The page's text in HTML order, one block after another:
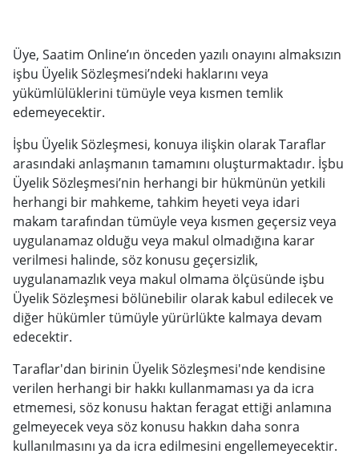
Üye, Saatim Online’ın önceden yazılı onayını almaksızın
işbu Üyelik Sözleşmesi’ndeki haklarını veya
yükümlülüklerini tümüyle veya kısmen temlik
edemeyecektir.
İşbu Üyelik Sözleşmesi, konuya ilişkin olarak Taraflar
arasındaki anlaşmanın tamamını oluşturmaktadır. İşbu
Üyelik Sözleşmesi’nin herhangi bir hükmünün yetkili
herhangi bir mahkeme, tahkim heyeti veya idari
makam tarafından tümüyle veya kısmen geçersiz veya
uygulanamaz olduğu veya makul olmadığına karar
verilmesi halinde, söz konusu geçersizlik,
uygulanamazlık veya makul olmama ölçüsünde işbu
Üyelik Sözleşmesi bölünebilir olarak kabul edilecek ve
diğer hükümler tümüyle yürürlükte kalmaya devam
edecektir.
Taraflar'dan birinin Üyelik Sözleşmesi'nde kendisine
verilen herhangi bir hakkı kullanmaması ya da icra
etmemesi, söz konusu haktan feragat ettiği anlamına
gelmeyecek veya söz konusu hakkın daha sonra
kullanılmasını ya da icra edilmesini engellemeyecektir.